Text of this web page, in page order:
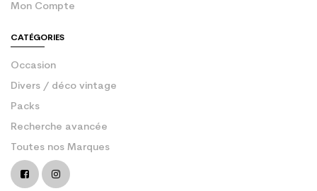
Mon Compte
CATÉGORIES
Occasion
Divers / déco vintage
Packs
Recherche avancée
Toutes nos Marques